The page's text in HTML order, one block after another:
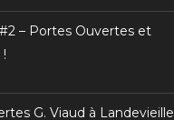
– Portes Ouvertes et
G. Viaud à Landevieille